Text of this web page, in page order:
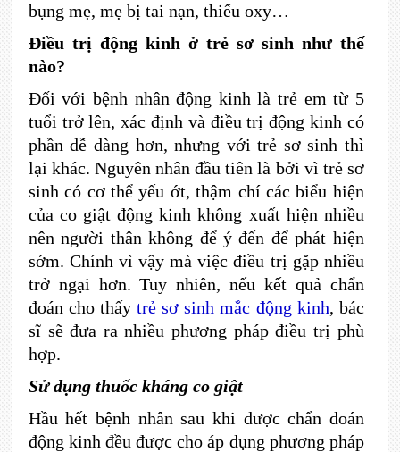
bụng mẹ, mẹ bị tai nạn, thiếu oxy…
Điều trị động kinh ở trẻ sơ sinh như thế
nào?
Đối với bệnh nhân động kinh là trẻ em từ 5
tuổi trở lên, xác định và điều trị động kinh có
phần dễ dàng hơn, nhưng với trẻ sơ sinh thì
lại khác. Nguyên nhân đầu tiên là bởi vì trẻ sơ
sinh có cơ thể yếu ớt, thậm chí các biểu hiện
của co giật động kinh không xuất hiện nhiều
nên người thân không để ý đến để phát hiện
sớm. Chính vì vậy mà việc điều trị gặp nhiều
trở ngại hơn. Tuy nhiên, nếu kết quả chẩn
đoán cho thấytrẻ sơ sinh mắc động kinh, bác
sĩ sẽ đưa ra nhiều phương pháp điều trị phù
hợp.
Sử dụng thuốc kháng co giật
Hầu hết bệnh nhân sau khi được chẩn đoán
động kinh đều được cho áp dụng phương pháp